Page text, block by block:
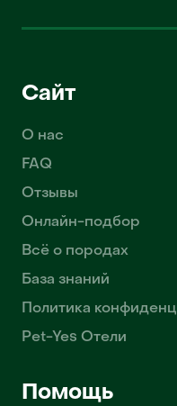
Сайт
О нас
FAQ
Отзывы
Онлайн-подбор
Всё о породах
База знаний
Политика
Pet-Yes Отели
Помощь